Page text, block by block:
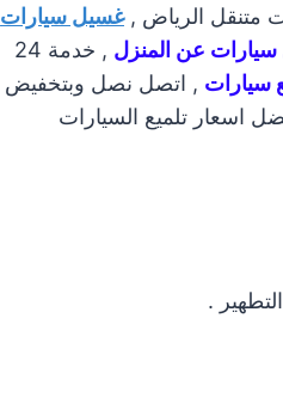
متنقل الرياض ,غسيل سيارات
عن المنزل
, خدمة 24
سيارات , اتصل نصل وبتخفيض
اسعار تلميع السيارات
.